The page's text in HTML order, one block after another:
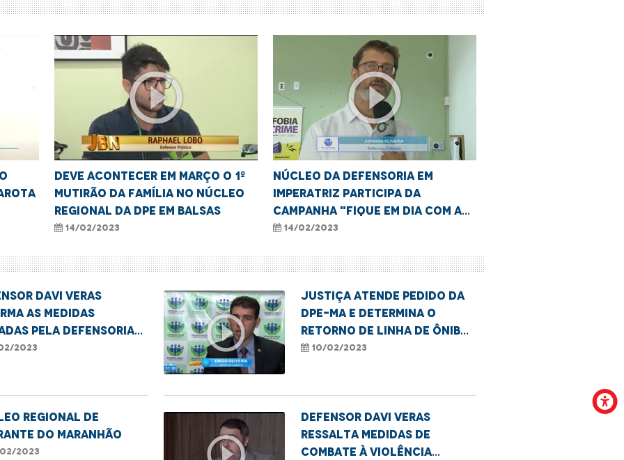
play_circle_outline
Deve acontecer em Março o 1º
mutirão da família no Núcleo
Regional da DPE em Balsas
14/02/2023
play_circle_outline
Núcleo da Defensoria em
Imperatriz participa da
campanha "Fique em dia com a
Caema"
14/02/2023
Davi Veras
as medidas
pela Defensoria
de estupro de
2023 play_circle_outline
JUSTIÇA ATENDE PEDIDO DA
DPE-MA E DETERMINA O
RETORNO DE LINHA DE ÔNIBUS
NO BAIRRO JOÃO DE DEUS
10/02/2023
REGIONAL DE
DO MARANHÃO
2023
Defensor Davi Veras
ressalta medidas de
combate à violência